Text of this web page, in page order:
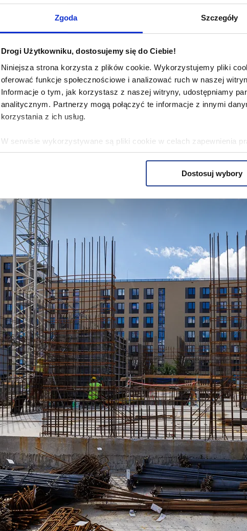
Zgoda Szczegóły
Drogi Użytkowniku, dostosujemy się do Ciebie!
Niniejsza strona korzysta z plików cookie. Wykorzystujemy pliki
oferować funkcje społecznościowe i analizować ruch w naszej
Informacje o tym, jak korzystasz z naszej witryny, udostępniamy
analitycznym. Partnerzy mogą połączyć te informacje z innymi
korzystania z ich usług.
W serwisie wykorzystywane są pliki cookie w celach zapewnienia
wybranych przez użytkownika ustawień i wszelkich wyborów
działania Serwisu do preferencji użytkowników, tworzenia
Informacje, w tym dane osobowe, pozyskane w związku z
przez Spravia Sp. z o.o. jako usługodawcę Serwisu w ww. celach
Spravia Sp. z o.o. W związku z powyższym użytkownik ma prawo
sprostowania, usunięcia, ograniczenia przetwarzania, wniesienia
wniesienia skargi do Prezesa Urzędu Ochrony Danych Osobowych.
wykorzystywanych w Serwisie oraz inne informacje dotyczące
są wPolityce prywatności – pliki cookie
Wybierając opcję „Zgadzam się” wyrażasz zgodę na
Spravia Sp. z o.o. oraz jej Partnerów we wskazanych powyżej
wycofać zgodę i dokonać zmiany ustawień dotyczących plików
„Ustawienia plików cookie” dostępnego z poziomuPolityki
Możesz również dostosować wybory dotyczące plików cookie
w Serwisie tylko w wybranych przez Ciebie celach poprzez
Dostosuj wybory